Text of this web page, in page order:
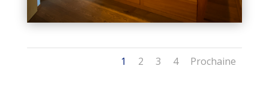
1 2 3 4 Prochaine